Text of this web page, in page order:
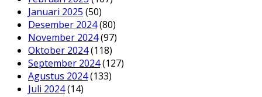
Januari 2025 (50)
Desember 2024(80)
November 2024(97)
Oktober 2024(118)
September 2024(127)
Agustus 2024(133)
Juli 2024(14)